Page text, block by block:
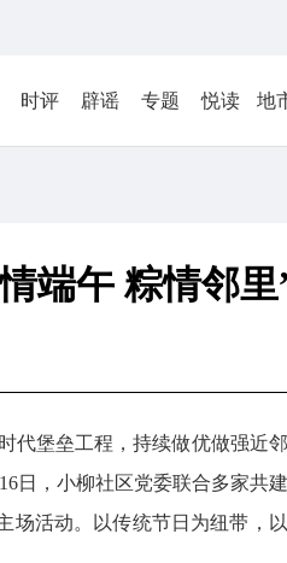
时评 辟谣 专题 悦读 地
端午 粽情邻
代堡垒工程，持续做优做强近
日，小柳社区党委联合多家共
场活动。以传统节日为纽带，